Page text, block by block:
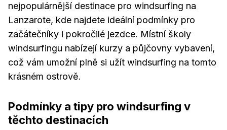
nejpopulárnější destinace pro windsurfing na
Lanzarote, kde najdete ideální podmínky pro
začátečníky i pokročilé jezdce. Místní školy
windsurfingu nabízejí kurzy a půjčovny vybavení,
což vám umožní plně si užít windsurfing na tomto
krásném ostrově.
Podmínky a tipy pro windsurfing v
těchto destinacích